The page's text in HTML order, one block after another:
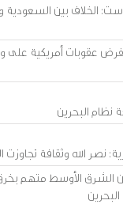
الخلاف بين السعودية
عقوبات أمريكية على
نظام البحرين
نصر الله وثقافة تجاوزت
الشرق الأوسط متهم